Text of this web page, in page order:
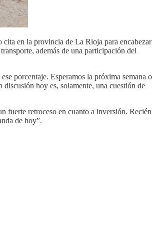
en la provincia de La Rioja para encabezar
además de una participación del
porcentaje. Esperamos la próxima semana o
hoy es, solamente, una cuestión de
fuerte retroceso en cuanto a inversión. Recién
de hoy”.